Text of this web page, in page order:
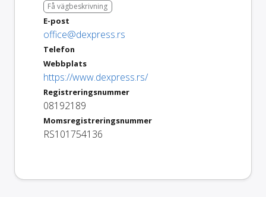
Få vägbeskrivning
E-post
office@dexpress.rs
Telefon
Webbplats
https://www.dexpress.rs/
Registreringsnummer
08192189
Momsregistreringsnummer
RS101754136